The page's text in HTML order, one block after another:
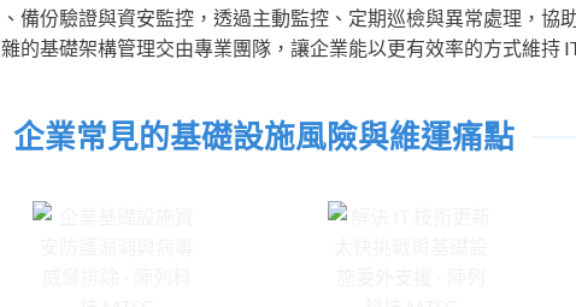
備份驗證與資安監控，透過主動監控、定期巡檢與異常處理，協
的基礎架構管理交由專業團隊，讓企業能以更有效率的方式維持
企業常見的基礎設施風險與維運痛點